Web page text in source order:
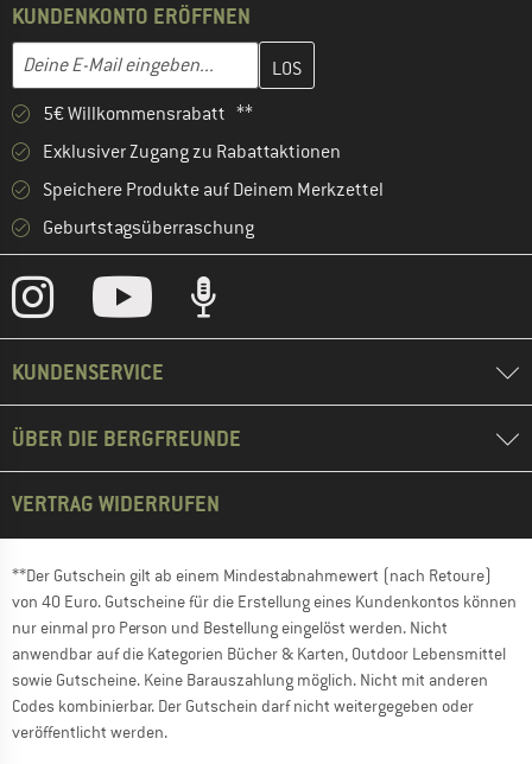
KUNDENKONTO ERÖFFNEN
E-Mail-Adresse
Gib hier deine E-Mail-Adresse ein und erstelle im nächsten
5€ Willkommensrabatt **
Exklusiver Zugang zu Rabattaktionen
Speichere Produkte auf Deinem Merkzettel
Geburtstagsüberraschung
KUNDENSERVICE
ÜBER DIE BERGFREUNDE
VERTRAG WIDERRUFEN
**Der Gutschein gilt ab einem Mindestabnahmewert (nach Retoure)
von 40 Euro. Gutscheine für die Erstellung eines Kundenkontos können
nur einmal pro Person und Bestellung eingelöst werden. Nicht
anwendbar auf die Kategorien Bücher & Karten, Outdoor Lebensmittel
sowie Gutscheine. Keine Barauszahlung möglich. Nicht mit anderen
Codes kombinierbar. Der Gutschein darf nicht weitergegeben oder
veröffentlicht werden.